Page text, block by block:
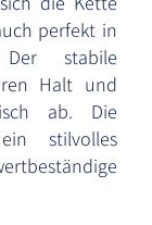
perfekt in
stabile
Halt und
ab. Die
stilvolles